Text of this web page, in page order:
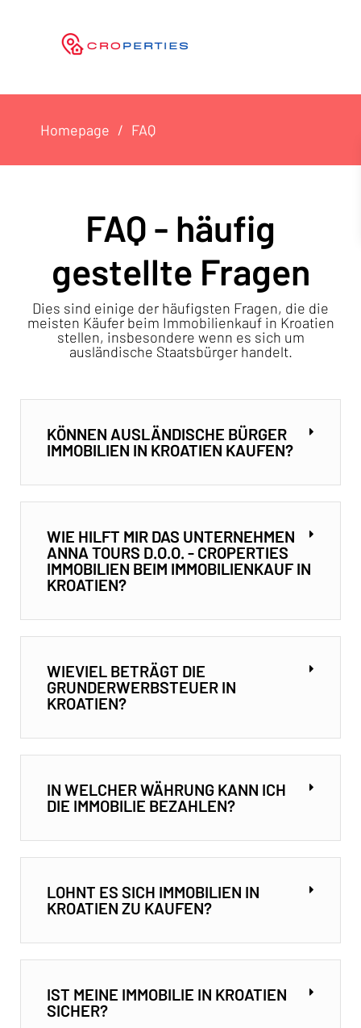
Homepage FAQ
FAQ - häufig
gestellte Fragen
Dies sind einige der häufigsten Fragen, die die
meisten Käufer beim Immobilienkauf in Kroatien
stellen, insbesondere wenn es sich um
ausländische Staatsbürger handelt.
KÖNNEN AUSLÄNDISCHE BÜRGER
IMMOBILIEN IN KROATIEN KAUFEN?
WIE HILFT MIR DAS UNTERNEHMEN
ANNA TOURS D.O.O. - CROPERTIES
IMMOBILIEN BEIM IMMOBILIENKAUF IN
KROATIEN?
WIEVIEL BETRÄGT DIE
GRUNDERWERBSTEUER IN
KROATIEN?
IN WELCHER WÄHRUNG KANN ICH
DIE IMMOBILIE BEZAHLEN?
LOHNT ES SICH IMMOBILIEN IN
KROATIEN ZU KAUFEN?
IST MEINE IMMOBILIE IN KROATIEN
SICHER?